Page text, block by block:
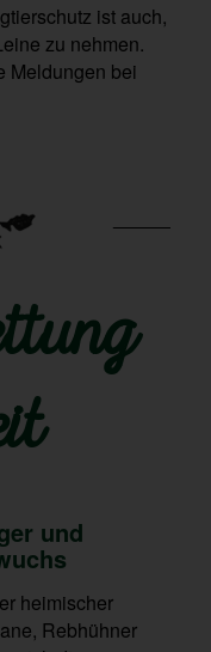
ist auch,
zu nehmen.
Meldungen bei
und
heimischer
Rebhühner